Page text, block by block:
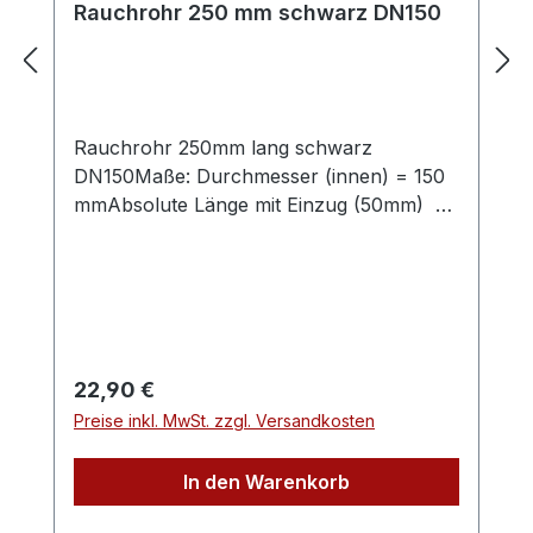
Rauchrohr 250 mm schwarz DN150
Rauchrohr 250mm lang schwarz
DN150Maße: Durchmesser (innen) = 150
mmAbsolute Länge mit Einzug (50mm) =
Sichtbereich für frei im Raum stehende
Kaminöfen mit Rauchrohranschluss
oben.Die Oberfläche ist mit hitzefestem
Senothermlack beschichtet, Farbe:
Regulärer Preis:
22,90 €
Preise inkl. MwSt. zzgl. Versandkosten
In den Warenkorb